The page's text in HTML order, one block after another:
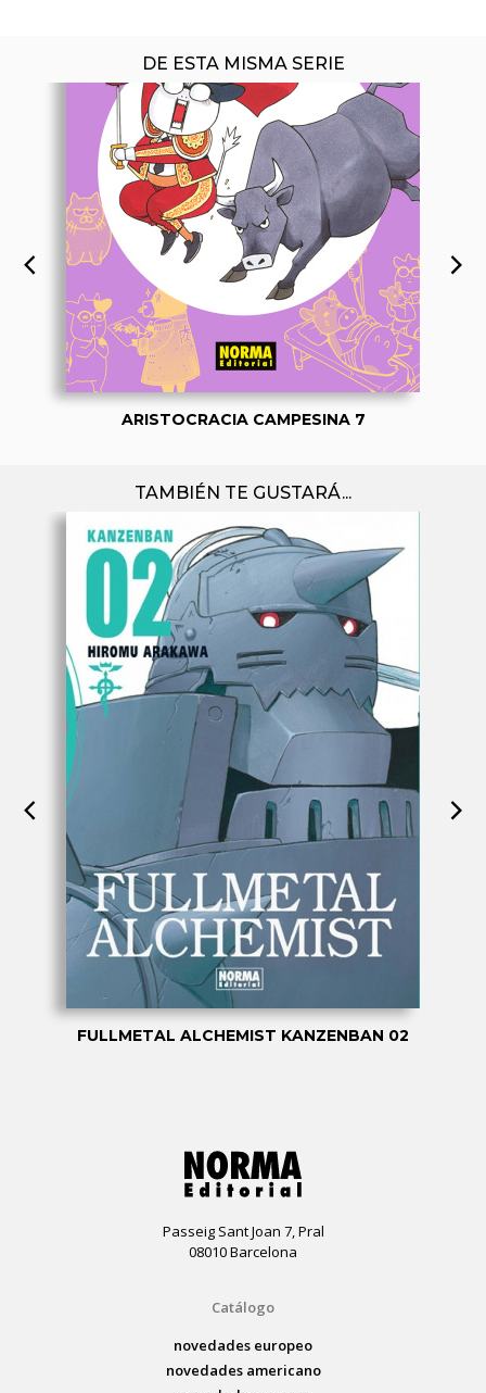
DE ESTA MISMA SERIE
ARISTOCRACIA CAMPESINA 7
TAMBIÉN TE GUSTARÁ...
FULLMETAL ALCHEMIST KANZENBAN 02
Passeig Sant Joan 7, Pral
08010 Barcelona
Catálogo
novedades europeo
novedades americano